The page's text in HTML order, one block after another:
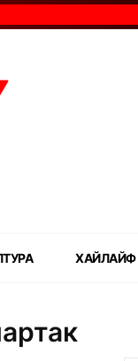
ХАЙЛАЙФ